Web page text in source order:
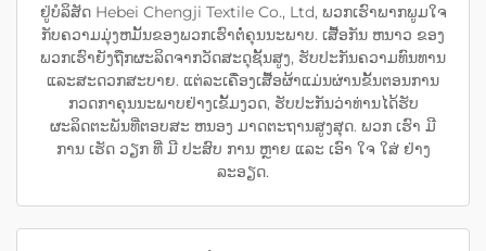
ຢູ່ບໍລິສັດ Hebei Chengji Textile Co., Ltd, ພວກເຮົາພາກພູມໃຈ
ກັບຄວາມມຸ່ງຫມັ້ນຂອງພວກເຮົາຕໍ່ຄຸນນະພາບ. ເສື້ອກັນ ຫນາວ ຂອງ
ພວກເຮົາຍັງຖືກຜະລິດຈາກວັດສະດຸຊັ້ນສູງ, ຮັບປະກັນຄວາມທົນທານ
ແລະສະດວກສະບາຍ. ແຕ່ລະເຄື່ອງເສື້ອຜ້າແມ່ນຜ່ານຂັ້ນຕອນການ
ກວດກາຄຸນນະພາບຢ່າງເຂັ້ມງວດ, ຮັບປະກັນວ່າທ່ານໄດ້ຮັບ
ຜະລິດຕະພັນທີ່ຕອບສະ ຫນອງ ມາດຕະຖານສູງສຸດ. ພວກ ເຮົາ ມີ
ການ ເຮັດ ວຽກ ທີ່ ມີ ປະສົບ ການ ຫຼາຍ ແລະ ເອົາ ໃຈ ໃສ່ ຢ່າງ
ລະອຽດ.